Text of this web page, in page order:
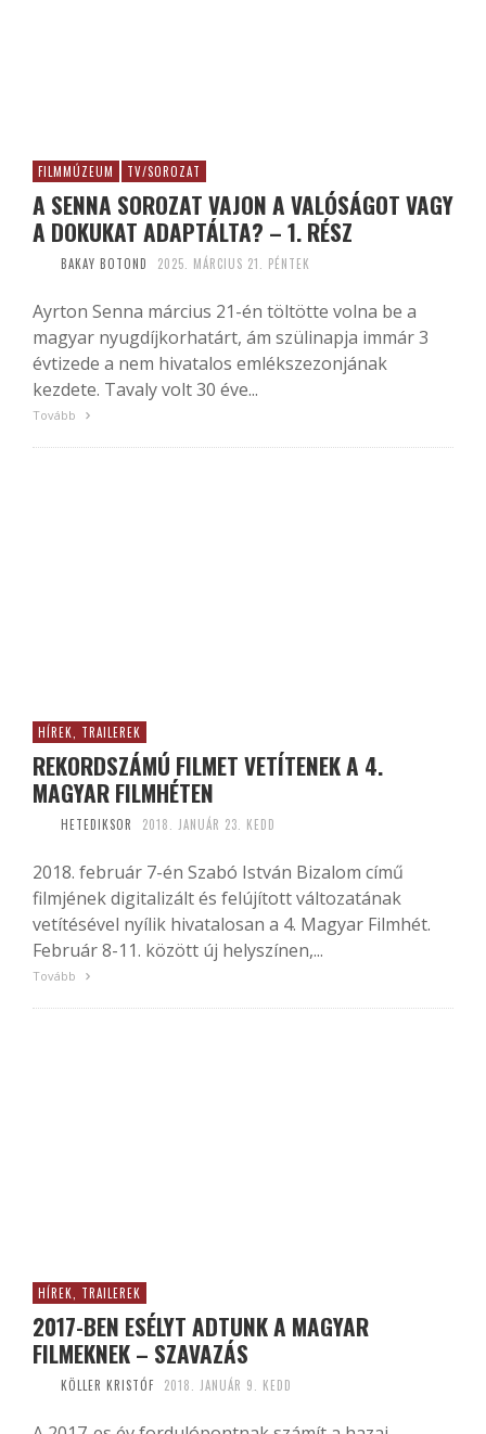
FILMMÚZEUM TV/SOROZAT
A SENNA SOROZAT VAJON A VALÓSÁGOT VAGY
A DOKUKAT ADAPTÁLTA? – 1. RÉSZ
BAKAY BOTOND 2025. MÁRCIUS 21. PÉNTEK
Ayrton Senna március 21-én töltötte volna be a
magyar nyugdíjkorhatárt, ám szülinapja immár 3
évtizede a nem hivatalos emlékszezonjának
kezdete. Tavaly volt 30 éve...
Tovább
HÍREK, TRAILEREK
REKORDSZÁMÚ FILMET VETÍTENEK A 4.
MAGYAR FILMHÉTEN
HETEDIKSOR 2018. JANUÁR 23. KEDD
2018. február 7-én Szabó István Bizalom című
filmjének digitalizált és felújított változatának
vetítésével nyílik hivatalosan a 4. Magyar Filmhét.
Február 8-11. között új helyszínen,...
Tovább
HÍREK, TRAILEREK
2017-BEN ESÉLYT ADTUNK A MAGYAR
FILMEKNEK – SZAVAZÁS
KÖLLER KRISTÓF 2018. JANUÁR 9. KEDD